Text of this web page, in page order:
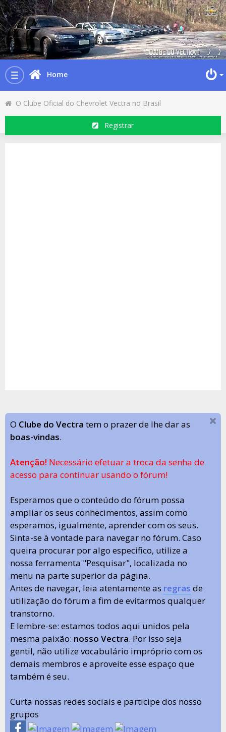
Toggle
navigation
Home
O Clube Oficial do Chevrolet Vectra no Brasil
Registrar
O Clube do Vectra tem o prazer de lhe dar as
boas-vindas.
Atenção! Necessário efetuar a troca da senha de
acesso para continuar usando o fórum!
Esperamos que o conteúdo do fórum possa
ampliar os seus conhecimentos, assim como
esperamos, igualmente, aprender com os seus.
Sinta-se à vontade para navegar no fórum. Caso
queira procurar por algo especifico, utilize a
nossa ferramenta "Pesquisar", localizada no
menu na parte superior da página.
Antes de navegar, leia atentamente as regras de
utilização do fórum a fim de evitarmos qualquer
transtorno.
E lembre-se: estamos todos aqui unidos pela
mesma paixão: nosso Vectra. Por isso seja
gentil, não utilize vocabulário impróprio com os
demais membros e aproveite esse espaço que
também é seu.
Curta nossas redes sociais e participe dos nosso
grupos